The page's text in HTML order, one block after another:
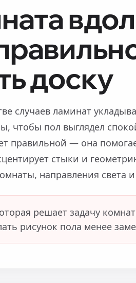
доску
случаев ламинат
чтобы пол выглядел
правильной — она
стыки и
направления света
решает задачу
рисунок пола менее